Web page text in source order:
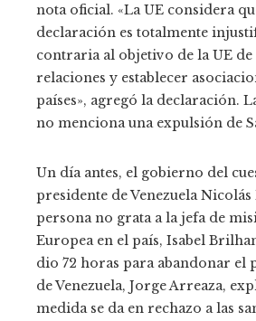
nota oficial. «La UE considera
declaración es totalmente
contraria al objetivo de la UE
relaciones y establecer
países», agregó la declaración.
no menciona una expulsión de
Un día antes, el gobierno del
presidente de Venezuela
persona no grata a la jefa de
Europea en el país, Isabel
dio 72 horas para abandonar el
de Venezuela, Jorge Arreaza,
medida se da en rechazo a las